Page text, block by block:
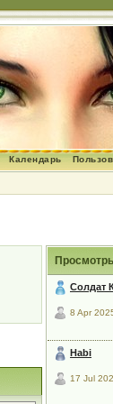
Календарь
Солдат
8 Apr
Habi
17 Jul